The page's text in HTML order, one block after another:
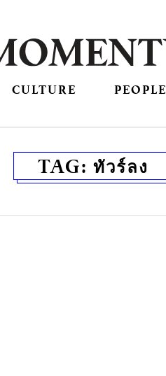
CULTURE PEOPLE
TAG: ทัวร์ลง